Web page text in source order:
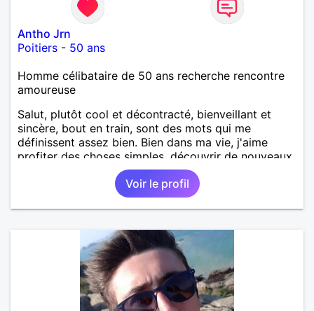
Antho Jrn
Poitiers - 50 ans
Homme célibataire de 50 ans recherche rencontre
amoureuse
Salut, plutôt cool et décontracté, bienveillant et
sincère, bout en train, sont des mots qui me
définissent assez bien. Bien dans ma vie, j'aime
profiter des choses simples, découvrir de nouveaux
horizons, discuter de tout les sujets. Célibataire
depuis un moment, je cherche une relation sérieuse.
Si tu es partante pour échanger, voyons où ça peut
nous mener !
Voir le profil